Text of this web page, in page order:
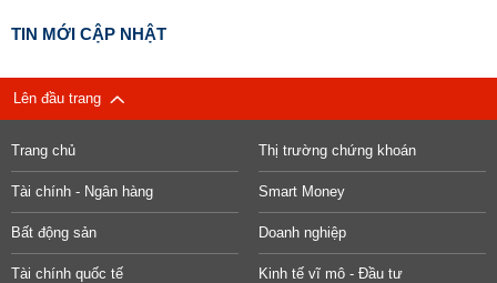
TIN MỚI CẬP NHẬT
Lên đầu trang
Trang chủ Thị trường chứng khoán
Tài chính - Ngân hàng Smart Money
Bất động sản Doanh nghiệp
Tài chính quốc tế Kinh tế vĩ mô - Đầu tư